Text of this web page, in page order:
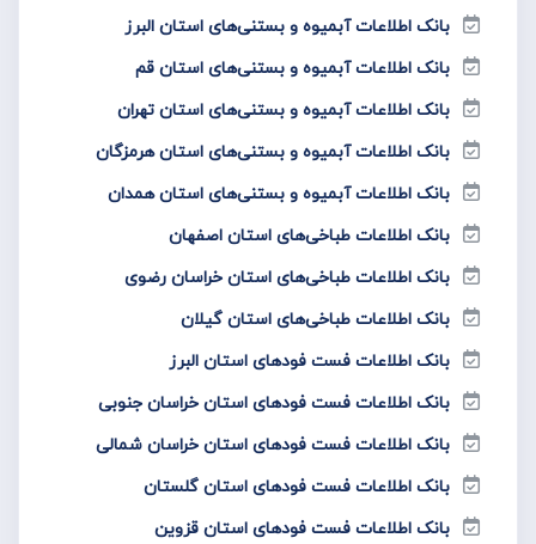
بانک اطلاعات آبمیوه و بستنی‌های استان البرز
بانک اطلاعات آبمیوه و بستنی‌های استان قم
بانک اطلاعات آبمیوه و بستنی‌های استان تهران
بانک اطلاعات آبمیوه و بستنی‌های استان هرمزگان
بانک اطلاعات آبمیوه و بستنی‌های استان همدان
بانک اطلاعات طباخی‌های استان اصفهان
بانک اطلاعات طباخی‌های استان خراسان رضوی
بانک اطلاعات طباخی‌های استان گیلان
بانک اطلاعات فست فود‌های استان البرز
بانک اطلاعات فست فود‌های استان خراسان جنوبی
بانک اطلاعات فست فود‌های استان خراسان شمالی
بانک اطلاعات فست فود‌های استان گلستان
بانک اطلاعات فست فود‌های استان قزوین